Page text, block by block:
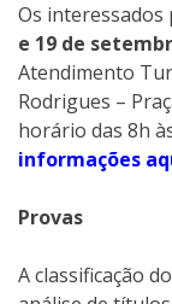
Os
e 19 de
Atendimento
Rodrigues –
horário das 8h
informações
Provas
A classificação